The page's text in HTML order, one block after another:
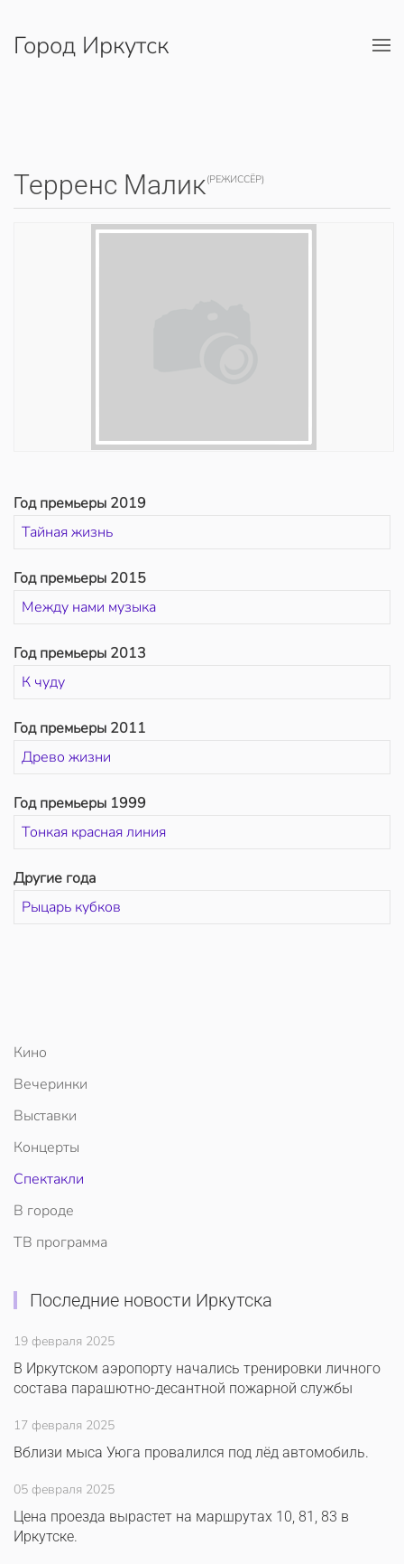
Перейти к содержимому
Город Иркутск
Терренс Малик(РЕЖИССЁР)
Год премьеры 2019
Тайная жизнь
Год премьеры 2015
Между нами музыка
Год премьеры 2013
К чуду
Год премьеры 2011
Древо жизни
Год премьеры 1999
Тонкая красная линия
Другие года
Рыцарь кубков
Кино
Вечеринки
Выставки
Концерты
Спектакли
В городе
ТВ программа
Последние новости Иркутска
19 февраля 2025
В Иркутском аэропорту начались тренировки личного
состава парашютно-десантной пожарной службы
17 февраля 2025
Вблизи мыса Уюга провалился под лёд автомобиль.
05 февраля 2025
Цена проезда вырастет на маршрутах 10, 81, 83 в
Иркутске.